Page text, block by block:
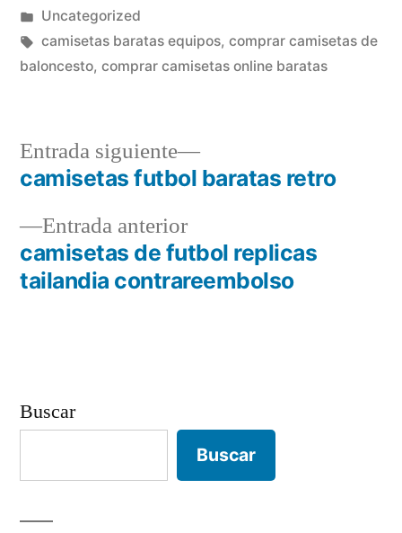
por
Publicado
en
Uncategorized
Etiquetas:
camisetas baratas equipos, comprar camisetas de
baloncesto, comprar camisetas online baratas
Navegación
de
entradas
Entrada anteriorEntrada
anterior:
camisetas de futbol replicas
tailandia contrareembolso
Entrada siguiente
Entrada
siguiente:
camisetas futbol baratas retro
Buscar
Buscar